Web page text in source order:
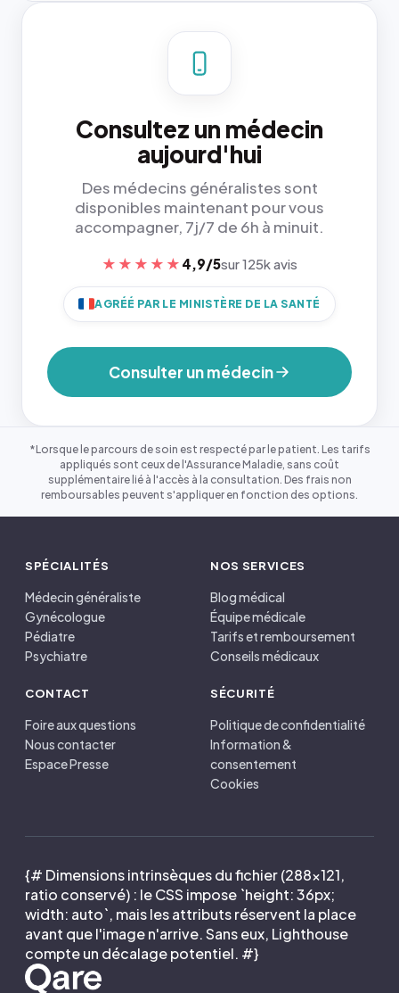
Consultez un médecin
aujourd'hui
Des médecins généralistes sont
disponibles maintenant pour vous
accompagner, 7j/7 de 6h à minuit.
★★★★★ 4,9/5sur 125k avis
AGRÉÉ PAR LE MINISTÈRE DE LA SANTÉ
Consulter un médecin
*Lorsque le parcours de soin est respecté par le patient. Les tarifs
appliqués sont ceux de l'Assurance Maladie, sans coût
supplémentaire lié à l'accès à la consultation. Des frais non
remboursables peuvent s'appliquer en fonction des options.
SPÉCIALITÉS
Médecin généraliste
Gynécologue
Pédiatre
Psychiatre
NOS SERVICES
Blog médical
Équipe médicale
Tarifs et remboursement
Conseils médicaux
CONTACT
Foire aux questions
Nous contacter
Espace Presse
SÉCURITÉ
Politique de confidentialité
Information &
consentement
Cookies
{# Dimensions intrinsèques du fichier (288×121,
ratio conservé) : le CSS impose `height: 36px;
width: auto`, mais les attributs réservent la place
avant que l'image n'arrive. Sans eux, Lighthouse
compte un décalage potentiel. #}